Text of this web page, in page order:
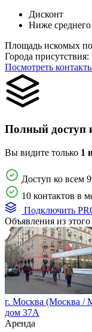
Дисконт
Ниже среднего
Площадь искомых
Города присутствия:
Посмотреть
Полный доступ
Вы видите только 1
Доступ ко всем
10 контактов в
Подключить
Объявления из этого
г. Москва (Москва /
дом 37А
Аренда